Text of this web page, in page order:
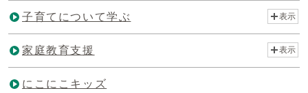
子育てについて学ぶ 表示
家庭教育支援 表示
にこにこキッズ